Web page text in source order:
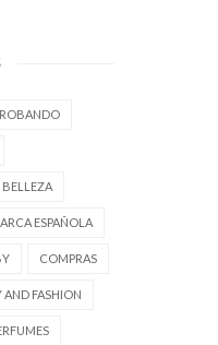
BELLEZA
ESPAÑOLA
COMPRAS
AND FASHION